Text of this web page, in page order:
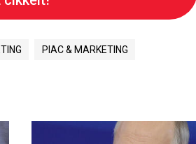
PIAC & MARKETING